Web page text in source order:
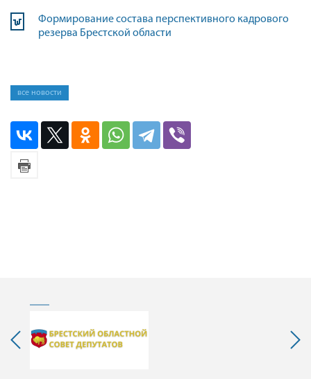
Формирование состава перспективного кадрового
резерва Брестской области
все новости